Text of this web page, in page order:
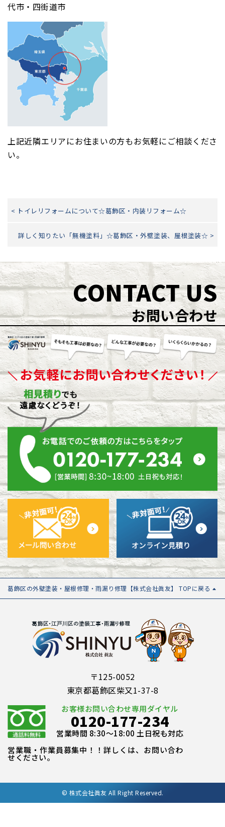
代市・四街道市
上記近隣エリアにお住まいの方もお気軽にご相談くださ
い。
< トイレリフォームについて☆葛飾区・内装リフォーム☆
詳しく知りたい「無機塗料」☆葛飾区・外壁塗装、屋根塗装☆ >
CONTACT US
お問い合わせ
葛飾区の外壁塗装・屋根修理・雨漏り修理【株式会社眞友】 TOPに戻る
〒125-0052
東京都葛飾区柴又1-37-8
お客様お問い合わせ専用ダイヤル
0120-177-234
営業時間 8:30～18:00 土日祝も対応
営業職・作業員募集中！！詳しくは、お問い合わ
せください。
© 株式会社眞友 All Right Reserved.